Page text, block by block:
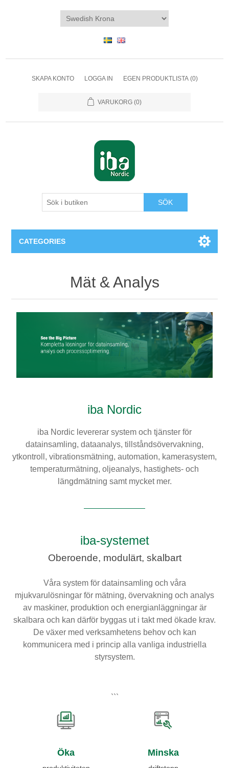
SKAPA KONTO LOGGA IN EGEN PRODUKTLISTA (0)
VARUKORG (0)
SÖK
CATEGORIES
Felsökning
Kvalitetsdokumentation
Tillståndsövervakning
Vibrationsanalys
Digitalisering
Produkter
Begner Machines
Mät & Analys
iba Nordic
iba Nordic levererar system och tjänster för
datainsamling, dataanalys, tillståndsövervakning,
ytkontroll, vibrationsmätning, automation, kamerasystem,
temperaturmätning, oljeanalys, hastighets- och
längdmätning samt mycket mer.
iba-systemet
Oberoende, modulärt, skalbart
Våra system för datainsamling och våra
mjukvarulösningar för mätning, övervakning och analys
av maskiner, produktion och energianläggningar är
skalbara och kan därför byggas ut i takt med ökade krav.
De växer med verksamhetens behov och kan
kommunicera med i princip alla vanliga industriella
styrsystem.
```
Öka Minska